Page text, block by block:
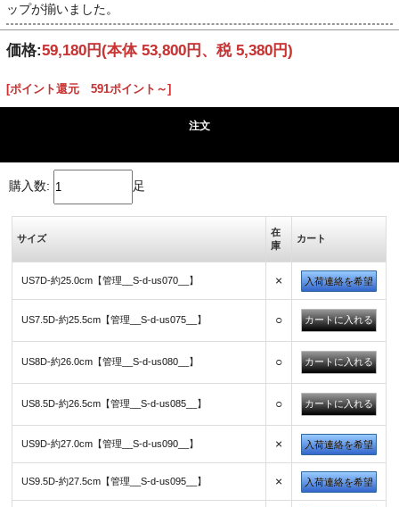
ップが揃いました。
価格:59,180円(本体 53,800円、税 5,380円)
[ポイント還元 591ポイント～]
注文
購入数: 足
サイズ
在
庫
カート
US7D-約25.0cm【管理__S-d-us070__】 × 入荷連絡を希望
US7.5D-約25.5cm【管理__S-d-us075__】 ○
US8D-約26.0cm【管理__S-d-us080__】 ○
US8.5D-約26.5cm【管理__S-d-us085__】 ○
US9D-約27.0cm【管理__S-d-us090__】 × 入荷連絡を希望
US9.5D-約27.5cm【管理__S-d-us095__】 × 入荷連絡を希望